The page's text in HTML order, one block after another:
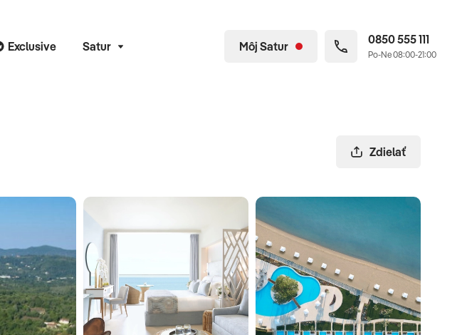
Exclusive Satur Môj Satur 0850 555 111
Po-Ne 08:00-21:00
Zdielať